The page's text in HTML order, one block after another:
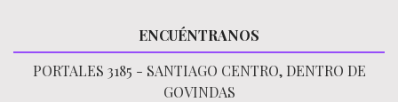
ENCUÉNTRANOS
PORTALES 3185 - SANTIAGO CENTRO, DENTRO DE
GOVINDAS